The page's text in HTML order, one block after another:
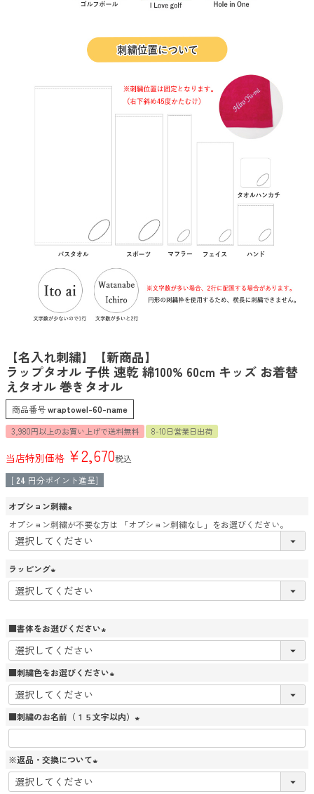
【名入れ刺繍】【新商品】
ラップタオル 子供 速乾 綿100% 60cm キッズ お着替
えタオル 巻きタオル
商品番号wraptowel-60-name
3,980円以上のお買い上げで送料無料 8-10日営業日出荷
当店特別価格 ¥2,670税込
[ 24 円分ポイント進呈]
オプション刺繍
(
必
須
オプション刺繍が不要な方は 「オプション刺繍なし」をお選びください。
ラッピング
(
必
)
■書体をお選びください
(
須
)
■刺繍色をお選びください
(
須
)
■刺繍のお名前（１５文字以内）
(
必
)
※返品・交換について
(